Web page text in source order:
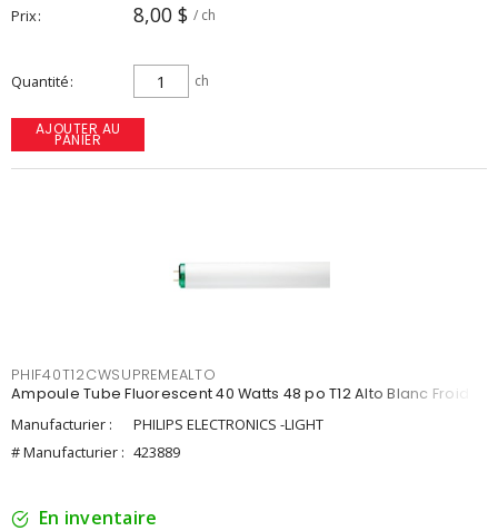
Prix 8,00 $ / ch
Quantité ch
AJOUTER AU
PANIER
PHIF40T12CWSUPREMEALTO
Ampoule Tube Fluorescent 40 Watts 48 po T12 Alto Blanc Froid
Manufacturier :
PHILIPS ELECTRONICS -LIGHT
# Manufacturier : 423889
En inventaire